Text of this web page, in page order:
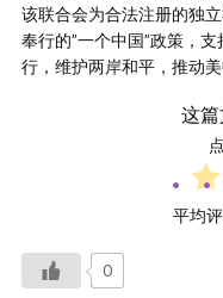
该联合会为合法注册的独
奉行的”一个中国”政策，
行，维护两岸和平，推动美
这篇
平均
0